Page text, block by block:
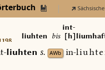
int-
liuhten bis
liuhten s. AWb in-